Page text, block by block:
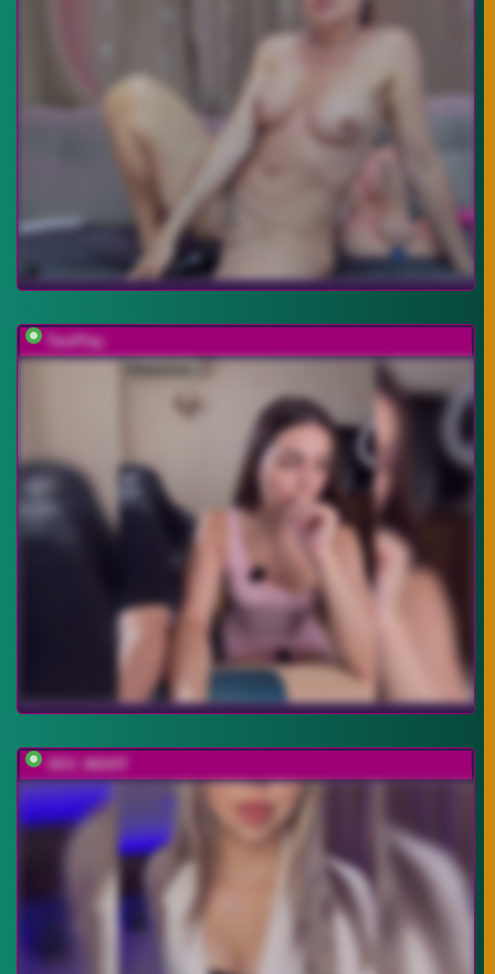
TwoPlay
SEX_NIGHT